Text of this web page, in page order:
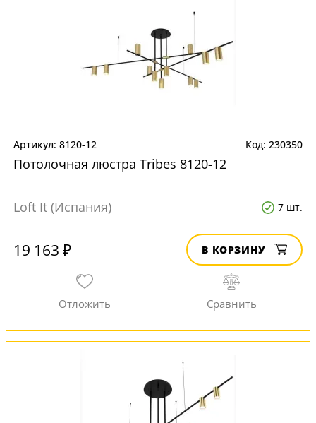
8120-12 230350
Потолочная люстра Tribes 8120-12
Loft It (Испания) 7 шт.
19 163 ₽ В КОРЗИНУ